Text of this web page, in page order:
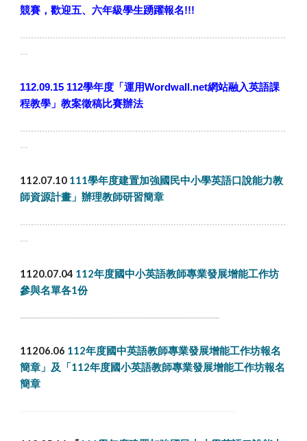
競賽 ，歡迎五、六年級學生踴躍報名!!!
.................................................................................................
...
112.09.15 112學年度「運用Wordwall.net網站融入英語課
程教學」教案徵稿比賽辦法
.................................................................................................
...
112.07.10 111學年度建置加強國民中小學英語口說能力教
師資源計畫」辦理教師研習簡章
.................................................................................................
...
1120.07.04 112年度國中小英語教師專業發展增能工作坊
參與名單各1份
.................................................................................................
11206.06 112年度國中英語教師專業發展增能工作坊報名
簡章」及「112年度國小英語教師專業發展增能工作坊報名
簡章